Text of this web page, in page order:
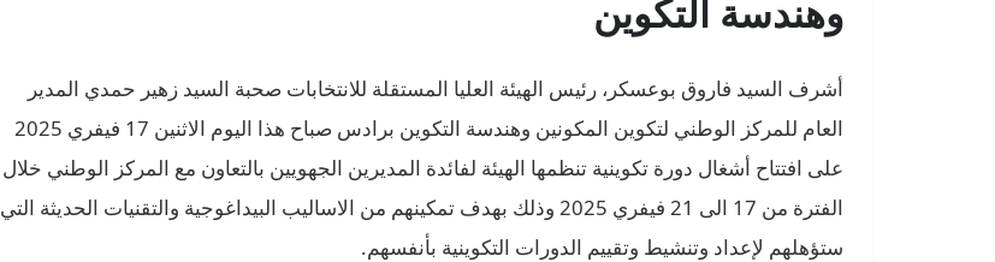
وهندسة التكوين
أشرف السيد فاروق بوعسكر، رئيس الهيئة العليا المستقلة للانتخابات صحبة السيد زهير حمدي المدير
العام للمركز الوطني لتكوين المكونين وهندسة التكوين برادس صباح هذا اليوم الاثنين 17 فيفري 2025
على افتتاح أشغال دورة تكوينية تنظمها الهيئة لفائدة المديرين الجهويين بالتعاون مع المركز الوطني خلال
الفترة من 17 الى 21 فيفري 2025 وذلك بهدف تمكينهم من الاساليب البيداغوجية والتقنيات الحديثة التي
ستؤهلهم لإعداد وتنشيط وتقييم الدورات التكوينية بأنفسهم.